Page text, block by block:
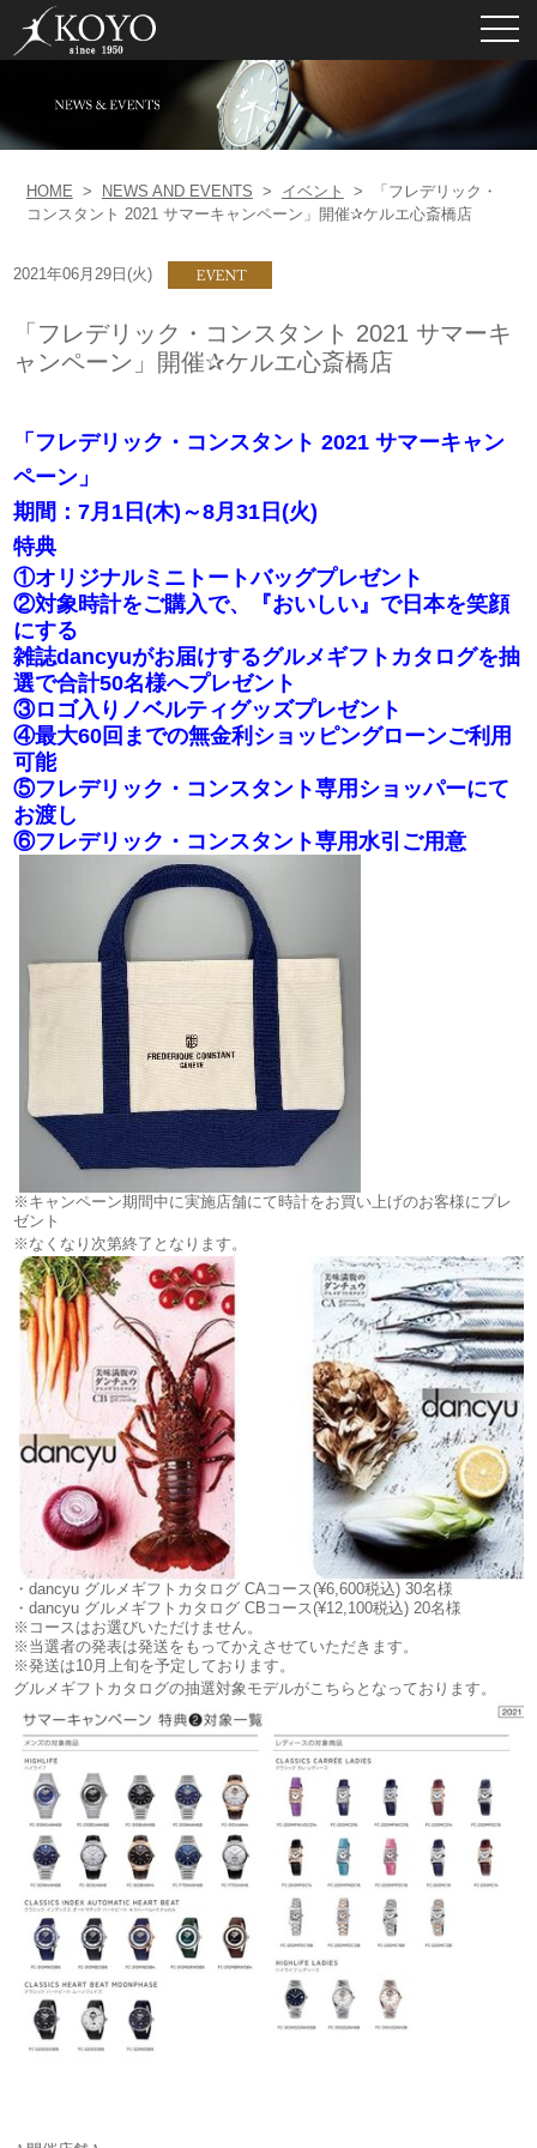
HOME > NEWS AND EVENTS > イベント >
「フレデリック・
コンスタント 2021 サマーキャンペーン」開催✰ケルエ心斎橋店
2021年06月29日(火)
「フレデリック・コンスタント 2021 サマーキ
ャンペーン」開催✰ケルエ心斎橋店
「フレデリック・コンスタント 2021 サマーキャン
ペーン」
期間：7月1日(木)～8月31日(火)
特典
①オリジナルミニトートバッグプレゼント
②対象時計をご購入で、『おいしい』で日本を笑顔
にする
雑誌dancyuがお届けするグルメギフトカタログを抽
選で合計50名様へプレゼント
③ロゴ入りノベルティグッズプレゼント
④最大60回までの無金利ショッピングローンご利用
可能
⑤フレデリック・コンスタント専用ショッパーにて
お渡し
⑥フレデリック・コンスタント専用水引ご用意
※キャンペーン期間中に実施店舗にて時計をお買い上げのお客様にプレ
ゼント
※なくなり次第終了となります。
・dancyu グルメギフトカタログ CAコース(¥6,600税込) 30名様
・dancyu グルメギフトカタログ CBコース(¥12,100税込) 20名様
※コースはお選びいただけません。
※当選者の発表は発送をもってかえさせていただきます。
※発送は10月上旬を予定しております。
グルメギフトカタログの抽選対象モデルがこちらとなっております。